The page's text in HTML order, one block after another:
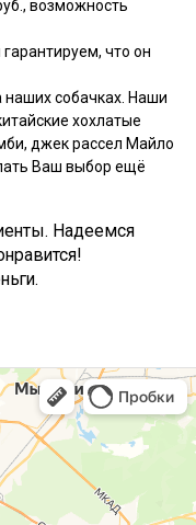
возможность
что он
наших собачках. Наши
хохлатые
джек рассел Майло
Ваш выбор ещё
Надеемся